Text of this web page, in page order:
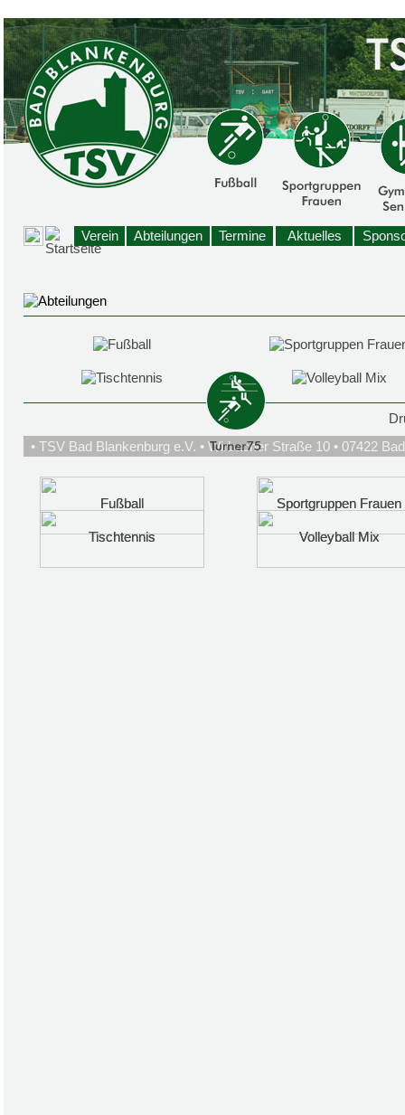
Verein Abteilungen Termine Aktuelles
Fußball
Fußball Sportgruppen Frauen
Sportgruppen Frauen
Tischtennis
Tischtennis Volleyball Mix
Volleyball Mix
• TSV Bad Blankenburg e.V. • Wirbacher Straße 10 • 07422